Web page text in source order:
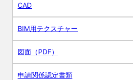
CAD
BIM用テクスチャー
図面（PDF）
申請関係認定書類